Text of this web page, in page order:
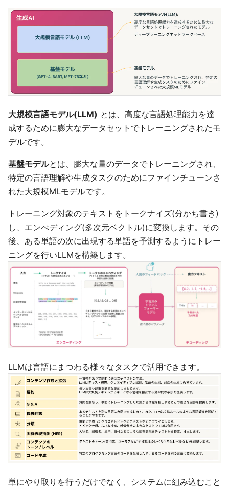
大規模言語モデル(LLM) とは、高度な言語処理能力を達
成するために膨大なデータセットでトレーニングされたモ
デルです。
基盤モデルとは、膨大な量のデータでトレーニングされ、
特定の言語理解や生成タスクのためにファインチューンさ
れた大規模MLモデルです。
トレーニング対象のテキストをトークナイズ(分かち書き)
し、エンべディング(多次元ベクトル)に変換します。その
後、ある単語の次に出現する単語を予測するようにトレー
ニングを行いLLMを構築します。
LLMは言語にまつわる様々なタスクで活用できます。
単にやり取りを行うだけでなく、システムに組み込むこと